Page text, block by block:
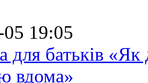
19:05
для батьків
вдома»